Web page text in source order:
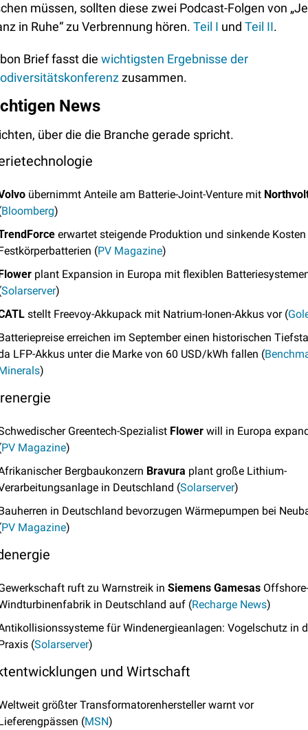
müssen, sollten diese zwei Podcast-Folgen von
in Ruhe“ zu Verbrennung hören. Teil I und Teil II.
Brief fasst die wichtigsten Ergebnisse der
zusammen.
News
über die die Branche gerade spricht.
übernimmt Anteile am Batterie-Joint-Venture mit
Bloomberg)
erwartet steigende Produktion und sinkende
(PV Magazine)
plant Expansion in Europa mit flexiblen
Solarserver)
stellt Freevoy-Akkupack mit Natrium-Ionen-Akkus vor (
erreichen im September einen historischen
LFP-Akkus unter die Marke von 60 USD/kWh fallen (
)
Greentech-Spezialist Flower will in Europa
PV Magazine)
Bergbaukonzern Bravura plant große Lithium-
in Deutschland (Solarserver)
in Deutschland bevorzugen Wärmepumpen bei
PV Magazine)
ruft zu Warnstreik in Siemens Gamesas Offshore-
in Deutschland auf (Recharge News)
für Windenergieanlagen: Vogelschutz in
(Solarserver)
und Wirtschaft
größter Transformatorenhersteller warnt vor
(MSN)